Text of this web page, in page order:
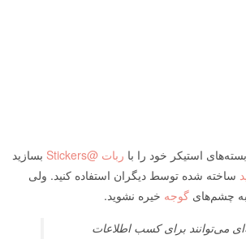
استیکر خود را با ربات @Stickers
بسازید
ساخته شده توسط دیگران استفاده کنید. ولی
چشم‌های گوجه خیره نشوید.
می‌توانند برای کسب اطلاعات